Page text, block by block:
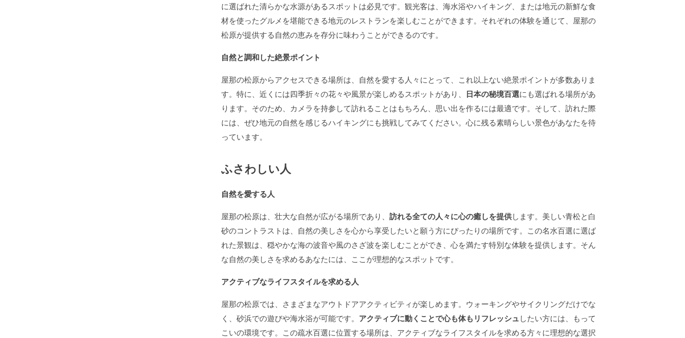
に選ばれた清らかな水源があるスポットは必見です。観光客は、海水浴やハイキング、または地元の新鮮な食
材を使ったグルメを堪能できる地元のレストランを楽しむことができます。それぞれの体験を通じて、屋那の
松原が提供する自然の恵みを存分に味わうことができるのです。
自然と調和した絶景ポイント
屋那の松原からアクセスできる場所は、自然を愛する人々にとって、これ以上ない絶景ポイントが多数ありま
す。特に、近くには四季折々の花々や風景が楽しめるスポットがあり、
日本の秘境百選にも選ばれる場所があ
ります。そのため、カメラを持参して訪れることはもちろん、思い出を作るには最適です。そして、訪れた際
には、ぜひ地元の自然を感じるハイキングにも挑戦してみてください。心に残る素晴らしい景色があなたを待
っています。
ふさわしい人
自然を愛する人
屋那の松原は、壮大な自然が広がる場所であり、 訪れる全ての人々に心の癒しを提供します。美しい青松と白
砂のコントラストは、自然の美しさを心から享受したいと願う方にぴったりの場所です。この名水百選に選ば
れた景観は、穏やかな海の波音や風のさざ波を楽しむことができ、心を満たす特別な体験を提供します。そん
な自然の美しさを求めるあなたには、ここが理想的なスポットです。
アクティブなライフスタイルを求める人
屋那の松原では、さまざまなアウトドアアクティビティが楽しめます。ウォーキングやサイクリングだけでな
く、砂浜での遊びや海水浴が可能です。 アクティブに動くことで心も体もリフレッシュしたい方には、もって
こいの環境です。この疏水百選に位置する場所は、アクティブなライフスタイルを求める方々に理想的な選択